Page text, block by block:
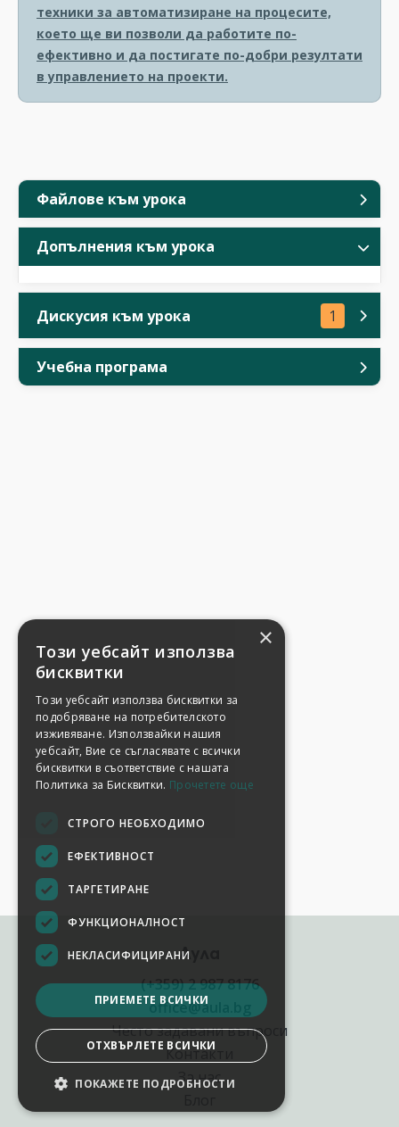
Файлове към урока
Допълнения към урока
Дискусия към урока 1
Учебна програма
техники за автоматизиране на процесите,
което ще ви позволи да работите по-
ефективно и да постигате по-добри резултати
в управлението на проекти.
Аула
(+359) 2 987 8176
office@aula.bg
Често задавани въпроси
Контакти
За нас
×
Този уебсайт използва
бисквитки
Този уебсайт използва бисквитки за
подобряване на потребителското
изживяване. Използвайки нашия
уебсайт, Вие се съгласявате с всички
бисквитки в съответствие с нашата
Политика за Бисквитки. Прочетете още
СТРОГО НЕОБХОДИМО
ЕФЕКТИВНОСТ
ТАРГЕТИРАНЕ
ФУНКЦИОНАЛНОСТ
НЕКЛАСИФИЦИРАНИ
ПРИЕМЕТЕ ВСИЧКИ
ОТХВЪРЛЕТЕ ВСИЧКИ
ПОКАЖЕТЕ ПОДРОБНОСТИ